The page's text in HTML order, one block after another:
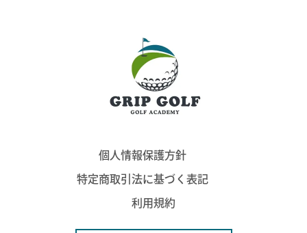
個人情報保護方針
特定商取引法に基づく表記
利用規約